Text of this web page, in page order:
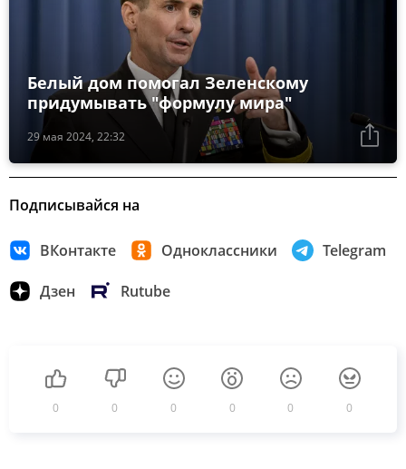
29 мая 2024, 22:32
Белый дом помогал Зеленскому
придумывать "формулу мира"
Подписывайся на
ВКонтакте Одноклассники Telegram
Дзен Rutube
0 0 0 0 0 0